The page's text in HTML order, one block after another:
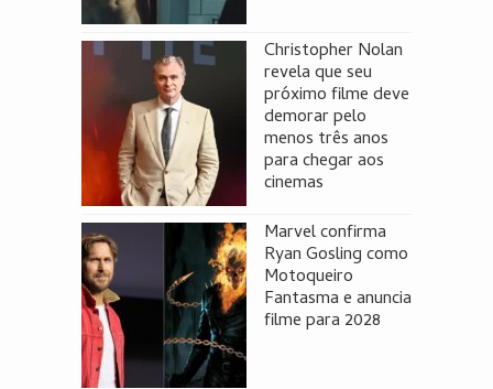
Christopher Nolan
revela que seu
próximo filme deve
demorar pelo
menos três anos
para chegar aos
cinemas
Marvel confirma
Ryan Gosling como
Motoqueiro
Fantasma e anuncia
filme para 2028